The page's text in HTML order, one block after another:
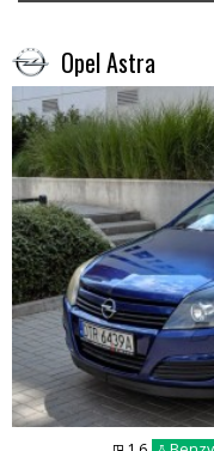
Opel Astra